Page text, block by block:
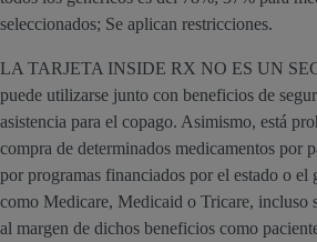
seleccionados; Se aplican restricciones.
LA TARJETA INSIDE RX NO ES UN
puede utilizarse junto con beneficios de
asistencia para el copago. Asimismo, está
compra de determinados medicamentos por
por programas financiados por el estado o el
como Medicare, Medicaid o Tricare, incluso
al margen de dichos beneficios como